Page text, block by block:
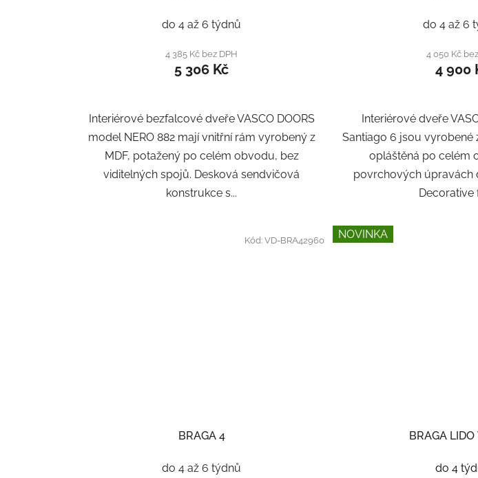
do 4 až 6 týdnů
4 385 Kč bez DPH
5 306 Kč
Interiérové bezfalcové dveře VASCO DOORS
model NERO 882 mají vnitřní rám vyrobený z
MDF, potažený po celém obvodu, bez
viditelných spojů. Desková sendvičová
konstrukce s...
do 4 až 6
4 050 Kč
4 900
Interiérové dveře
Santiago 6 jsou vyrobené
opláštěná po celém
povrchových úpravách
Decorative
BRAGA 4
do 4 až 6 týdnů
Kód:VD-BRA42960 NOVINKA
BRAGA LIDO
do 4